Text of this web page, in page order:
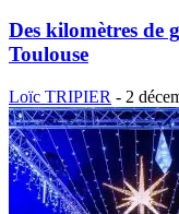
Des kilomètres
Toulouse
Loïc TRIPIER - 2